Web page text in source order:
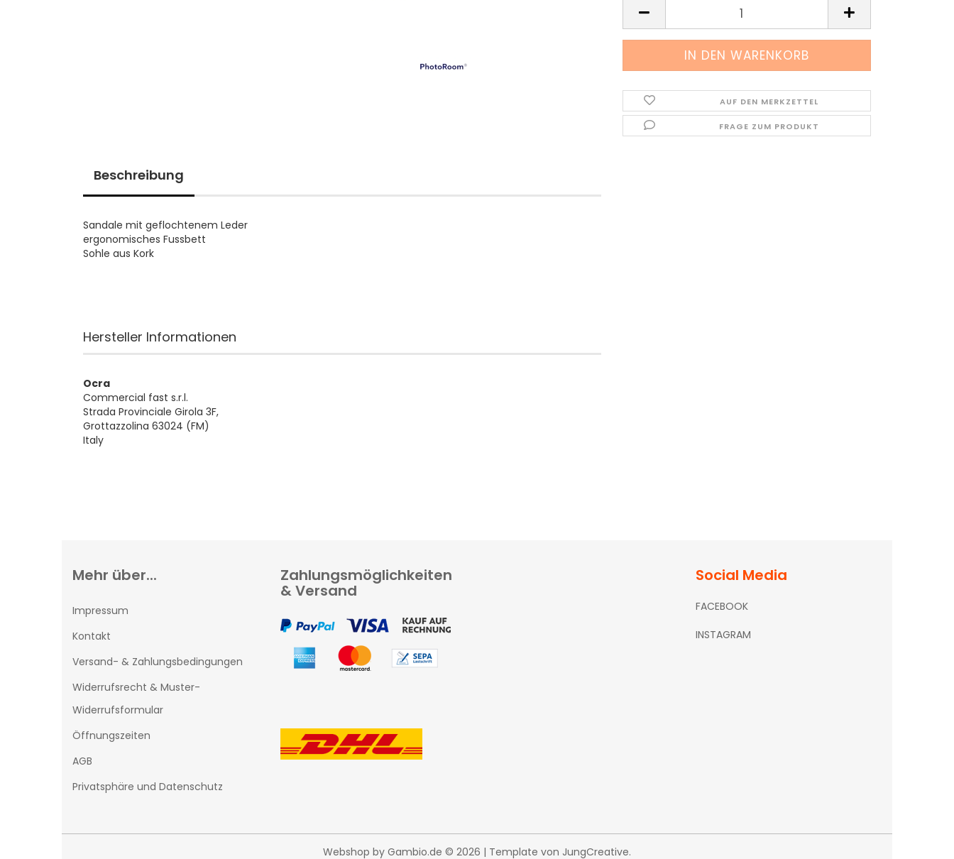
AUF DEN MERKZETTEL
FRAGE ZUM PRODUKT
Beschreibung
Sandale mit geflochtenem Leder
ergonomisches Fussbett
Sohle aus Kork
Hersteller Informationen
Ocra
Commercial fast s.r.l.
Strada Provinciale Girola 3F,
Grottazzolina 63024 (FM)
Italy
Mehr über...
Impressum
Kontakt
Versand- & Zahlungsbedingungen
Widerrufsrecht & Muster-
Widerrufsformular
Öffnungszeiten
AGB
Privatsphäre und Datenschutz
Zahlungsmöglichkeiten
& Versand
Social Media
FACEBOOK
INSTAGRAM
Webshop by Gambio.de © 2026 | Template von JungCreative.